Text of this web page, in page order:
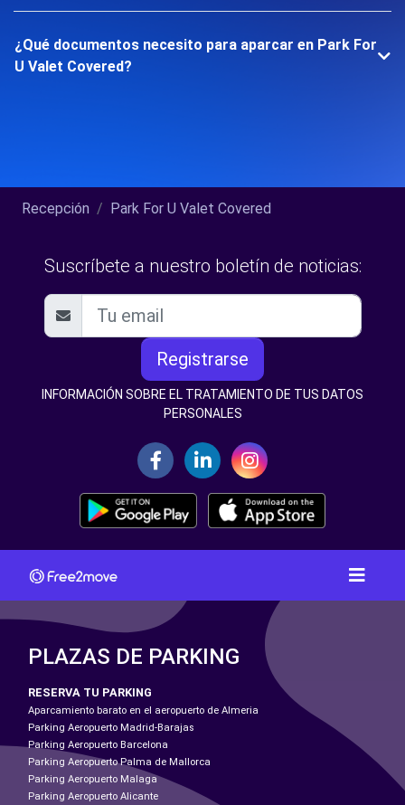
¿Qué documentos necesito para aparcar en Park For
U Valet Covered?
Recepción Park For U Valet Covered
Suscríbete a nuestro boletín de noticias:
Registrarse
INFORMACIÓN SOBRE EL TRATAMIENTO DE TUS DATOS
PERSONALES
PLAZAS DE PARKING
RESERVA TU PARKING
Aparcamiento barato en el aeropuerto de Almeria
Parking Aeropuerto Madrid-Barajas
Parking Aeropuerto Barcelona
Parking Aeropuerto Palma de Mallorca
Parking Aeropuerto Malaga
Parking Aeropuerto Alicante